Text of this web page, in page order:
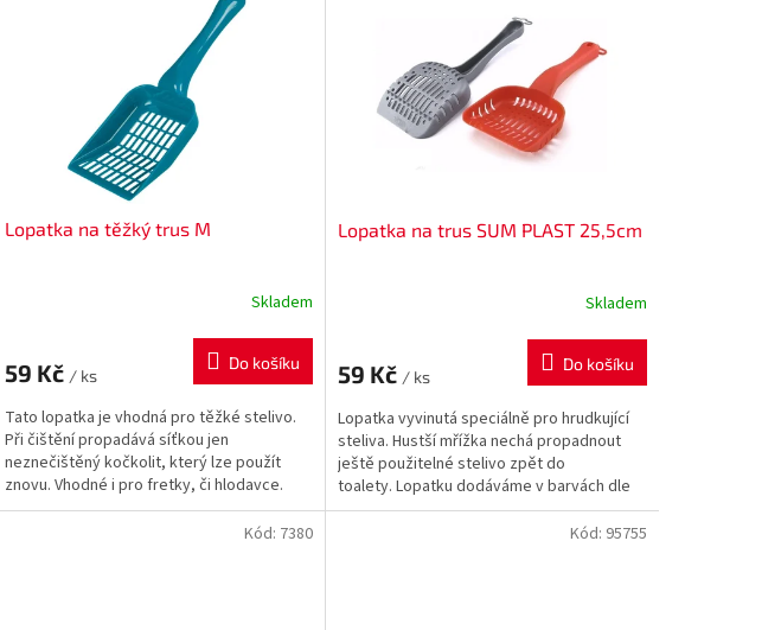
Lopatka na těžký trus M
Skladem
59 Kč / ks
Do košíku
Tato lopatka je vhodná pro těžké stelivo.
Při čištění propadává síťkou jen
neznečištěný kočkolit, který lze použít
znovu. Vhodné i pro fretky, či hlodavce.
Snadná údržba. Barvy...
Lopatka na trus SUM PLAST 25,5cm
Skladem
59 Kč / ks
Do košíku
Lopatka vyvinutá speciálně pro hrudkující
steliva. Hustší mřížka nechá propadnout
ještě použitelné stelivo zpět do
toalety. Lopatku dodáváme v barvách dle
aktuální nabídky
Kód: 7380 Kód: 95755